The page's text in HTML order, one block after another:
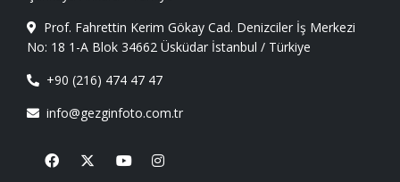
Prof. Fahrettin Kerim Gökay Cad. Denizciler İş Merkezi
No: 18 1-A Blok 34662 Üsküdar İstanbul / Türkiye
+90 (216) 474 47 47
info@gezginfoto.com.tr